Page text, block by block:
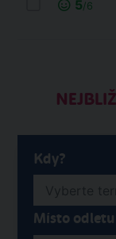
5/6
Kdy?
Místo odletu